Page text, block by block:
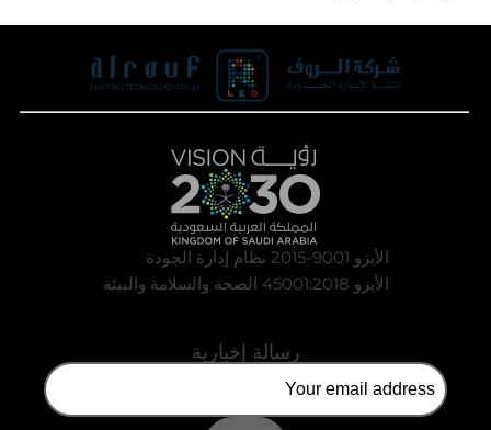
الأيزو 9001-2015 نظام إدارة الجودة
الأيزو 45001:2018 الصحة والسلامة والبيئة
رسالة إخبارية